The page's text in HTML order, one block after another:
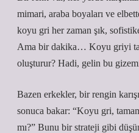
mimari, araba boyaları ve
koyu gri her zaman şık,
Ama bir dakika… Koyu griyi
oluşturur? Hadi, gelin bu
Bazen erkekler, bir rengin
sonuca bakar: “Koyu gri,
mı?” Bunu bir strateji gibi